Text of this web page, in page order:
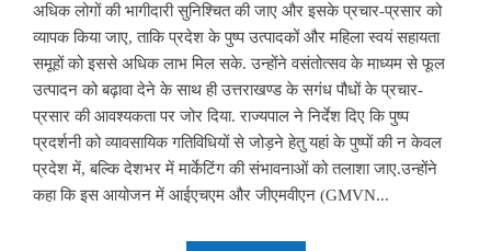
अधिक लोगों की भागीदारी सुनिश्चित की जाए और इसके प्रचार-प्रसार को
व्यापक किया जाए, ताकि प्रदेश के पुष्प उत्पादकों और महिला स्वयं सहायता
समूहों को इससे अधिक लाभ मिल सके. उन्होंने वसंतोत्सव के माध्यम से फूल
उत्पादन को बढ़ावा देने के साथ ही उत्तराखण्ड के सगंध पौधों के प्रचार-
प्रसार की आवश्यकता पर जोर दिया. राज्यपाल ने निर्देश दिए कि पुष्प
प्रदर्शनी को व्यावसायिक गतिविधियों से जोड़ने हेतु यहां के पुष्पों की न केवल
प्रदेश में, बल्कि देशभर में मार्केटिंग की संभावनाओं को तलाशा जाए.उन्होंने
कहा कि इस आयोजन में आईएचएम और जीएमवीएन (GMVN...